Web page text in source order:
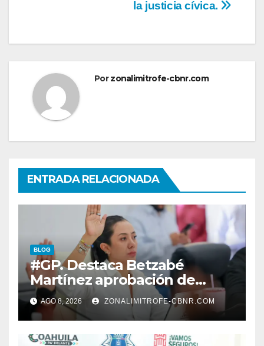
la justicia cívica.
Porzonalimitrofe-cbnr.com
ENTRADA RELACIONADA
BLOG
#GP. Destaca Betzabé
Martínez aprobación de
nuevas normas para
fortalecer la ética y
transparencia*
AGO 8, 2026 ZONALIMITROFE-CBNR.COM